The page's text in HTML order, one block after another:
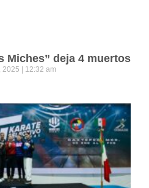
Miches” deja 4 muertos
2025 12:32 am